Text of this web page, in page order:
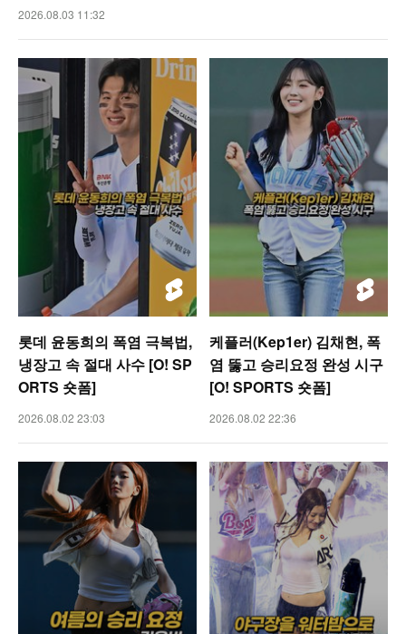
2026.08.03 11:32
롯데 윤동희의 폭염 극복법,
냉장고 속 절대 사수 [O! SP
ORTS 숏폼]
2026.08.02 23:03
케플러(Kep1er) 김채현, 폭
염 뚫고 승리요정 완성 시구
[O! SPORTS 숏폼]
2026.08.02 22:36